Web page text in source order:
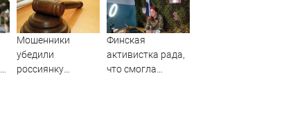
Мошенники
убедили
россиянку
Финская
активистка рада,
что смогла